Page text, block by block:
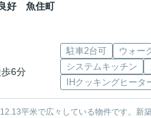
好 魚住町
歩6分
駐車2台可
ウォー
システムキッチン
IHクッキングヒータ
平米で広々している物件です。新